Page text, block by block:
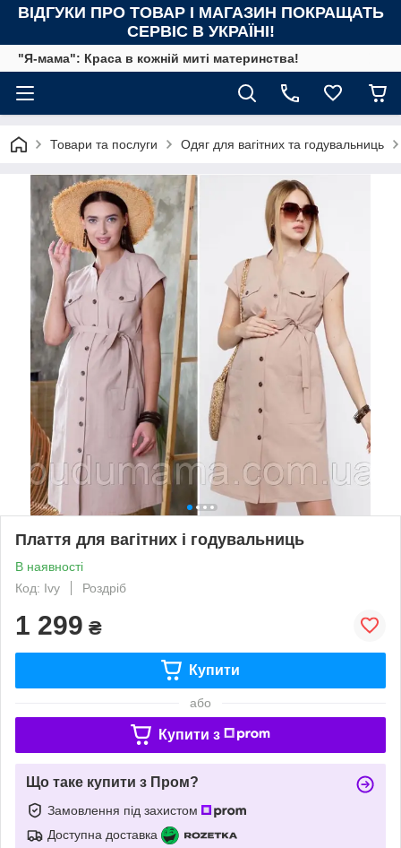
ВІДГУКИ ПРО ТОВАР І МАГАЗИН ПОКРАЩАТЬ
СЕРВІС В УКРАЇНІ!
"Я-мама": Краса в кожній миті материнства!
Товари та послуги Одяг для вагітних та годувальниць
Плаття для вагітних і годувальниць
В наявності
Код: Ivy
Роздріб
1 299 ₴
Купити
або
Купити з
Що таке купити з Пром?
Замовлення під захистом
Доступна доставка